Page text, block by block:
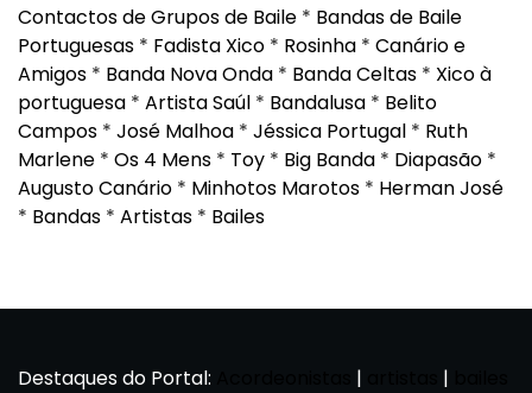
Contactos de Grupos de Baile * Bandas de Baile
Portuguesas * Fadista Xico * Rosinha * Canário e
Amigos * Banda Nova Onda * Banda Celtas * Xico à
portuguesa * Artista Saúl * Bandalusa * Belito
Campos * José Malhoa * Jéssica Portugal * Ruth
Marlene * Os 4 Mens * Toy * Big Banda * Diapasão *
Augusto Canário * Minhotos Marotos * Herman José
* Bandas * Artistas * Bailes
Destaques do Portal: | |